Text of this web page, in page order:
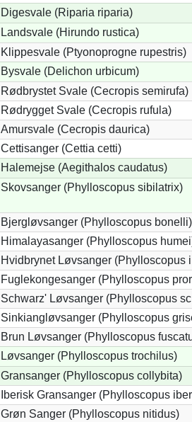
Digesvale (Riparia riparia)
Landsvale (Hirundo rustica)
Klippesvale (Ptyonoprogne rupestris)
Bysvale (Delichon urbicum)
Rødbrystet Svale (Cecropis semirufa)
Rødrygget Svale (Cecropis rufula)
Amursvale (Cecropis daurica)
Cettisanger (Cettia cetti)
Halemejse (Aegithalos caudatus)
Skovsanger (Phylloscopus sibilatrix)
Bjergløvsanger (Phylloscopus bonelli)
Himalayasanger (Phylloscopus
Hvidbrynet Løvsanger (Phylloscopus
Fuglekongesanger (Phylloscopus
Schwarz' Løvsanger (Phylloscopus
Sinkiangløvsanger (Phylloscopus
Brun Løvsanger (Phylloscopus
Løvsanger (Phylloscopus trochilus)
Gransanger (Phylloscopus collybita)
Iberisk Gransanger (Phylloscopus
Grøn Sanger (Phylloscopus nitidus)